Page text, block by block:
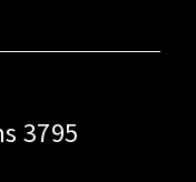
3795